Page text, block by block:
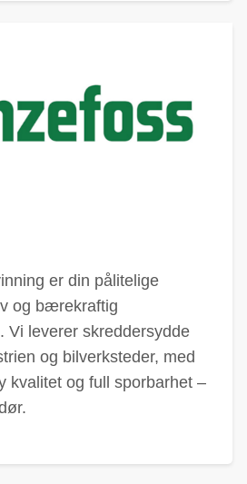
er din pålitelige
og bærekraftig
Vi leverer skreddersydde
og bilverksteder, med
kvalitet og full sporbarhet –